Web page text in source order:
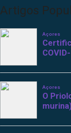
Artigos
Açores
Açores
O